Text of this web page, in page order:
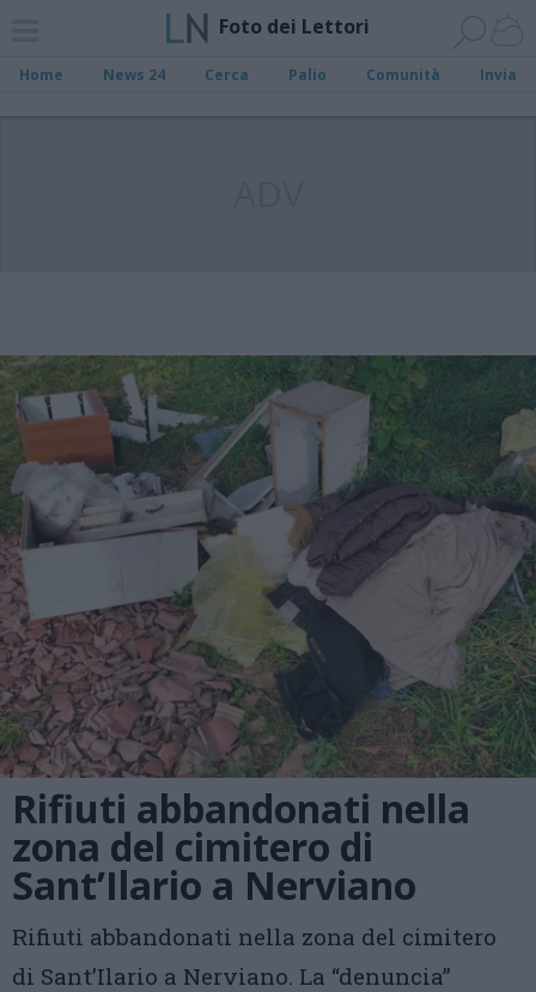
Foto dei Lettori
Home News 24 Cerca Palio Comunità Invia
Rifiuti abbandonati nella
zona del cimitero di
Sant’Ilario a Nerviano
Rifiuti abbandonati nella zona del cimitero
di Sant’Ilario a Nerviano. La “denuncia”